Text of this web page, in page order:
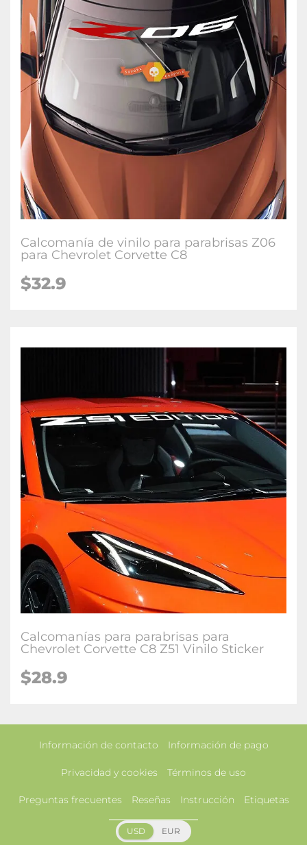
Calcomanía de vinilo para parabrisas Z06
para Chevrolet Corvette C8
$32.9
Calcomanías para parabrisas para
Chevrolet Corvette C8 Z51 Vinilo Sticker
$28.9
Información de contacto Información de pago
Privacidad y cookies Términos de uso
Preguntas frecuentes Reseñas Instrucción Etiquetas
USD EUR